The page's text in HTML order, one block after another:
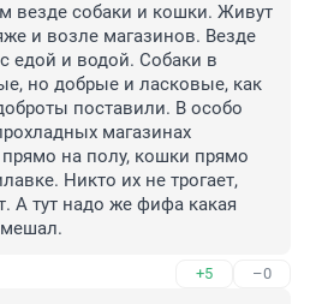
везде собаки и кошки. Живут
и возле магазинов. Везде
едой и водой. Собаки в
но добрые и ласковые, как
поставили. В особо
магазинах
прямо на полу, кошки прямо
Никто их не трогает,
А тут надо же фифа какая
+5 –0